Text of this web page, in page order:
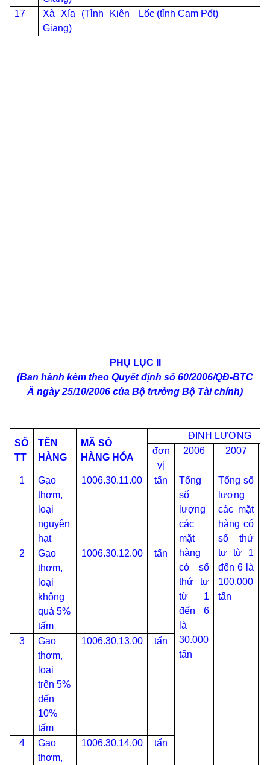
17
Xà Xía (Tỉnh Kiên
Giang)
Lốc (tỉnh Cam Pốt)
PHỤ LỤC II
(Ban hành kèm theo Quyết định số 60/2006/QĐ-BTC
Â ngày 25/10/2006 của Bộ trưởng Bộ Tài chính)
SỐ
TT
TÊN
HÀNG
MÃ SỐ
HÀNG HÓA
ĐỊNH LƯỢNG
đơn
vị
2006 2007
1
Gạo
thơm,
loại
nguyên
hạt
1006.30.11.00 tấn
Tổng
số
lượng
các
mặt
hàng
có số
thứ tự
từ 1
đến 6
là
30.000
tấn
Tổng số
lượng
các mặt
hàng có
số thứ
tự từ 1
đến 6 là
100.000
tấn
2
Gạo
thơm,
loại
không
quá 5%
tấm
1006.30.12.00 tấn
3
Gạo
thơm,
loại
trên 5%
đến
10%
tấm
1006.30.13.00 tấn
4
Gạo
thơm,
1006.30.14.00 tấn